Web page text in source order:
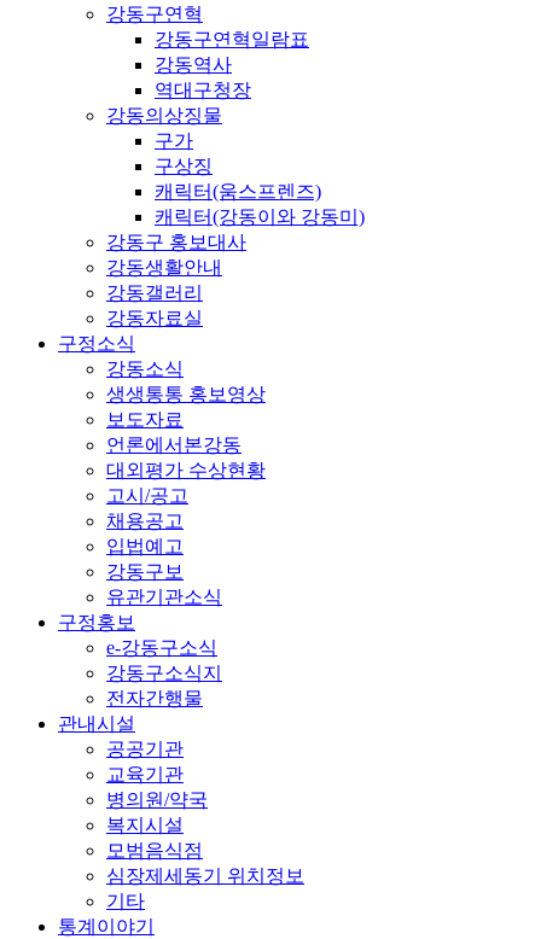
강동구연혁
강동구연혁일람표
강동역사
역대구청장
강동의상징물
구가
구상징
캐릭터(움스프렌즈)
캐릭터(강동이와 강동미)
강동구 홍보대사
강동생활안내
강동갤러리
강동자료실
구정소식
강동소식
생생통통 홍보영상
보도자료
언론에서본강동
대외평가 수상현황
고시/공고
채용공고
입법예고
강동구보
유관기관소식
구정홍보
e-강동구소식
강동구소식지
전자간행물
관내시설
공공기관
교육기관
병의원/약국
복지시설
모범음식점
심장제세동기 위치정보
기타
통계이야기